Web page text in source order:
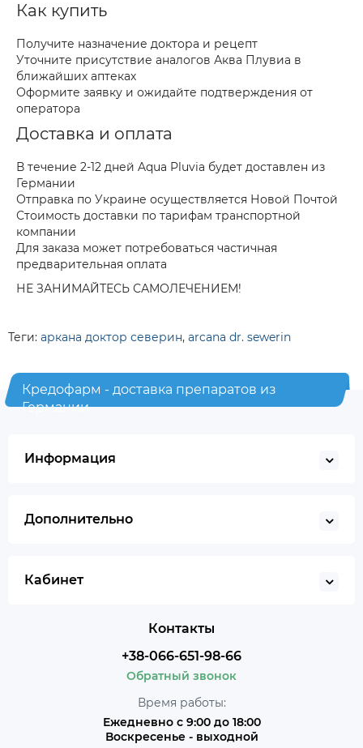
Как купить
Получите назначение доктора и рецепт
Уточните присутствие аналогов Аква Плувиа в
ближайших аптеках
Оформите заявку и ожидайте подтверждения от
оператора
Доставка и оплата
В течение 2-12 дней Aqua Pluvia будет доставлен из
Германии
Отправка по Украине осуществляется Новой Почтой
Стоимость доставки по тарифам транспортной
компании
Для заказа может потребоваться частичная
предварительная оплата
НЕ ЗАНИМАЙТЕСЬ САМОЛЕЧЕНИЕМ!
Теги: аркана доктор северин, arcana dr. sewerin
Кредофарм - доставка препаратов из
Германии
Информация
Дополнительно
Кабинет
Контакты
+38-066-651-98-66
Обратный звонок
Время работы:
Ежедневно с 9:00 до 18:00
Воскресенье - выходной